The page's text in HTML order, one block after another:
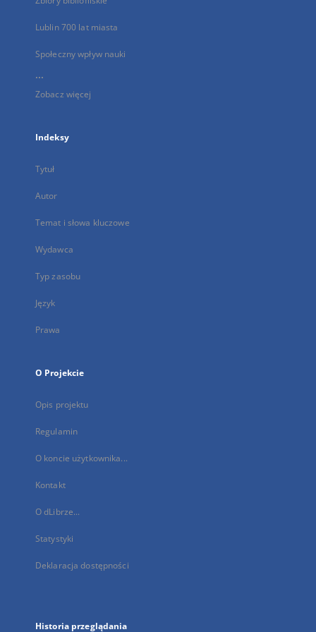
Lublin 700 lat miasta
Społeczny wpływ nauki
...
Zobacz więcej
Indeksy
Tytuł
Autor
Temat i słowa kluczowe
Wydawca
Typ zasobu
Język
Prawa
O Projekcie
Opis projektu
Regulamin
O koncie użytkownika...
Kontakt
O dLibrze...
Statystyki
Deklaracja dostępności
Historia przeglądania